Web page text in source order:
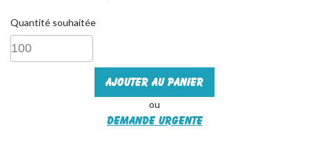
Quantité souhaitée
Ajouter au panier
ou
Demande urgente